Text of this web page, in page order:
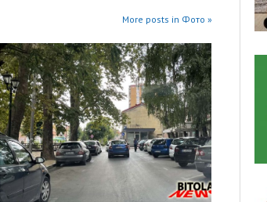
More posts in Фото »